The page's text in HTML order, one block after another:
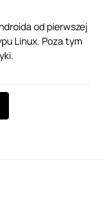
od pierwszej
Linux. Poza tym